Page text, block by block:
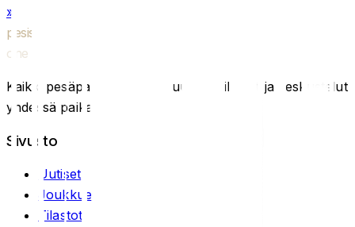
»
pesis
one
Kaikki pesäpalloon liittyvät uutiset, tilastot ja keskustelut
yhdessä paikassa.
Sivusto
Uutiset
Joukkueet
Tilastot